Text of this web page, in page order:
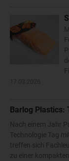
Barlog Plastics:
Nach einem Jahr
Technologie Tag
treffen sich
zu einer